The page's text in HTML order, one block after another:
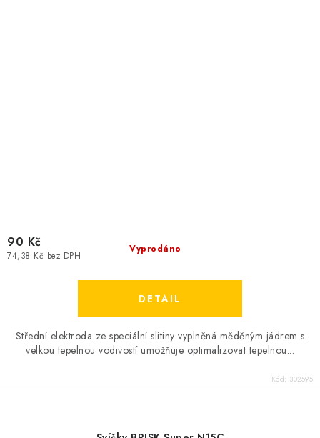
Vyprodáno
74,38 Kč bez DPH
90 Kč
Střední elektroda ze speciální slitiny vyplněná měděným jádrem s
velkou tepelnou vodivostí umožňuje optimalizovat tepelnou...
Kód: 302595